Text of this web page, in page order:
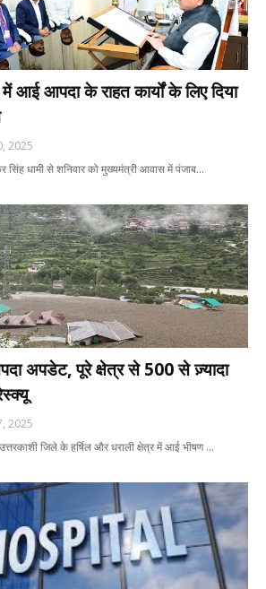
आई आपदा के राहत कार्यों के लिए दिया
2025
सिंह धामी से शनिवार को मुख्यमंत्री आवास में पंजाब…
अपडेट, पूरे क्षेत्र से 500 से ज़्यादा
2025
जिले के हर्षिल और धराली क्षेत्र में आई भीषण …